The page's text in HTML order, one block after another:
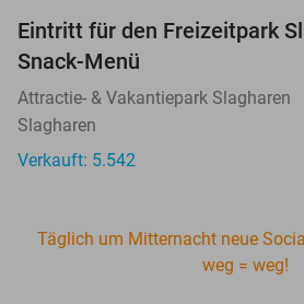
Eintritt für den Freizeitpark
Snack-Menü
Attractie- & Vakantiepark Slagharen
Slagharen
Verkauft: 5.542
Täglich um Mitternacht neue
weg = weg!